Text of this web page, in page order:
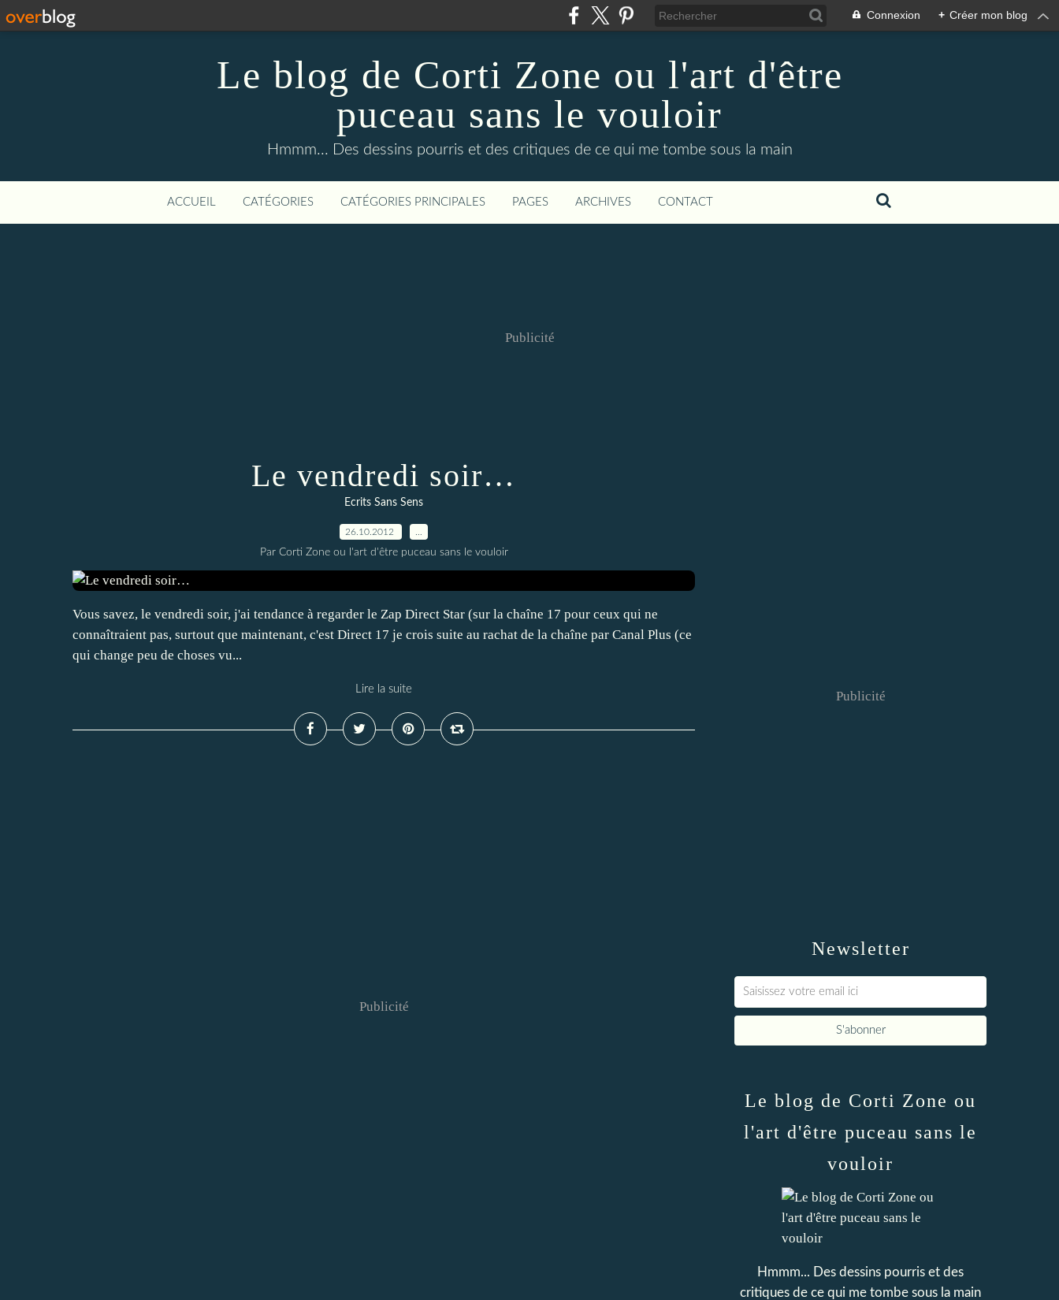
Connexion + Créer mon blog
Le blog de Corti Zone ou l'art d'être
puceau sans le vouloir
Hmmm... Des dessins pourris et des critiques de ce qui me tombe sous la main
ACCUEIL CATÉGORIES CATÉGORIES PRINCIPALES PAGES ARCHIVES CONTACT
Publicité
Le vendredi soir…
Ecrits Sans Sens
26.10.2012
Par Corti Zone ou l'art d'être puceau sans le vouloir
Vous savez, le vendredi soir, j'ai tendance à regarder le Zap Direct Star (sur la chaîne 17 pour ceux qui ne
connaîtraient pas, surtout que maintenant, c'est Direct 17 je crois suite au rachat de la chaîne par Canal Plus (ce
qui change peu de choses vu...
Lire la suite
Publicité
Newsletter
Publicité
Le blog de Corti Zone ou
l'art d'être puceau sans le
vouloir
Hmmm... Des dessins pourris et des
critiques de ce qui me tombe sous la main